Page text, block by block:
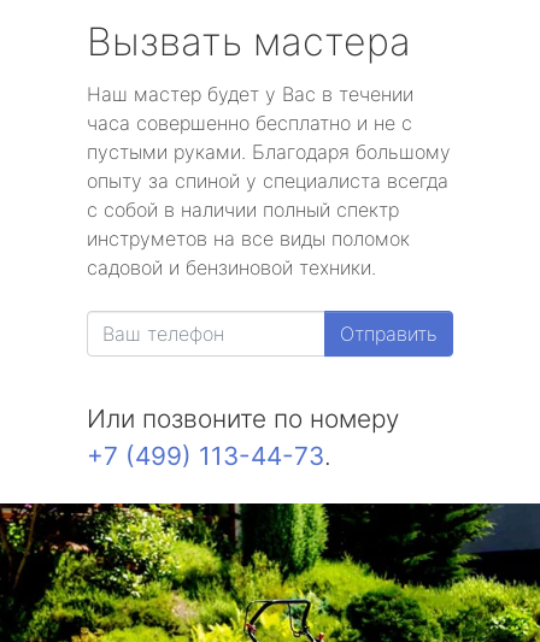
Вызвать мастера
Наш мастер будет у Вас в течении
часа совершенно бесплатно и не с
пустыми руками. Благодаря большому
опыту за спиной у специалиста всегда
с собой в наличии полный спектр
инструметов на все виды поломок
садовой и бензиновой техники.
Отправить
Или позвоните по номеру
+7 (499) 113-44-73.